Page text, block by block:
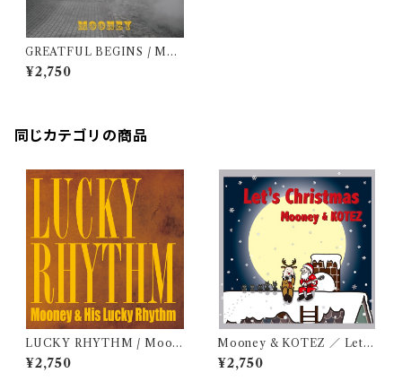
GREATFUL BEGINS / Moo
ney
¥2,750
同じカテゴリの商品
LUCKY RHYTHM / Moon
ey & His Lucky Rhythm
¥2,750
Mooney & KOTEZ ／ Let’s
Christmas
¥2,750